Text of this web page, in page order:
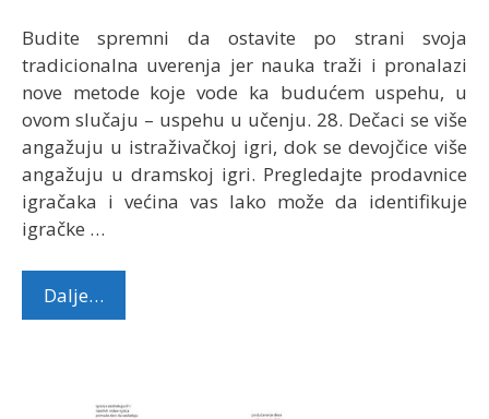
Budite spremni da ostavite po strani svoja
tradicionalna uverenja jer nauka traži i pronalazi
nove metode koje vode ka budućem uspehu, u
ovom slučaju – uspehu u učenju. 28. Dečaci se više
angažuju u istraživačkoj igri, dok se devojčice više
angažuju u dramskoj igri. Pregledajte prodavnice
igračaka i većina vas lako može da identifikuje
igračke …
Dalje…